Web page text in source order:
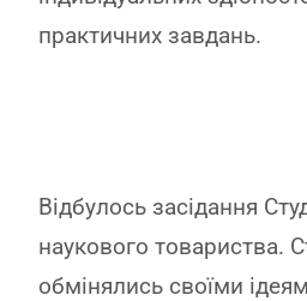
практичних завдань.
Відбулось засідання
наукового товариства.
обмінялись своїми